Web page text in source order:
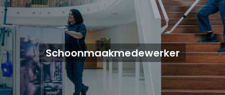
Schoonmaakmedewerker
Vacatures
Beroepen
Werkomgevingen
Opleidingen